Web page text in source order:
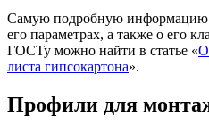
Самую подробную информацию
его параметрах, а также о его
ГОСТу можно найти в статье «
листа гипсокартона».
Профили для